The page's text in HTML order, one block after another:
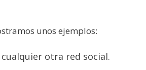
unos ejemplos:
otra red social.